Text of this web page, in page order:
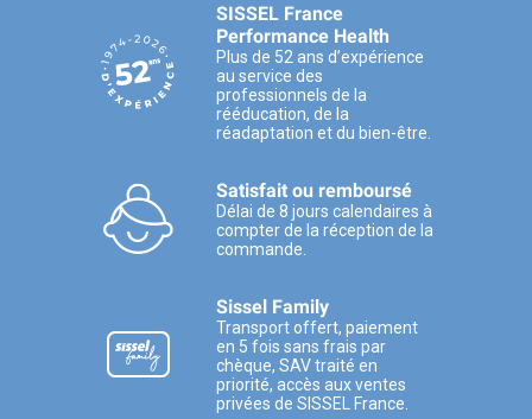
SISSEL France
Performance Health
Plus de 52 ans d’expérience
au service des
professionnels de la
rééducation, de la
réadaptation et du bien-être.
Satisfait ou remboursé
Délai de 8 jours calendaires à
compter de la réception de la
commande.
Sissel Family
Transport offert, paiement
en 5 fois sans frais par
chèque, SAV traité en
priorité, accès aux ventes
privées de SISSEL France.